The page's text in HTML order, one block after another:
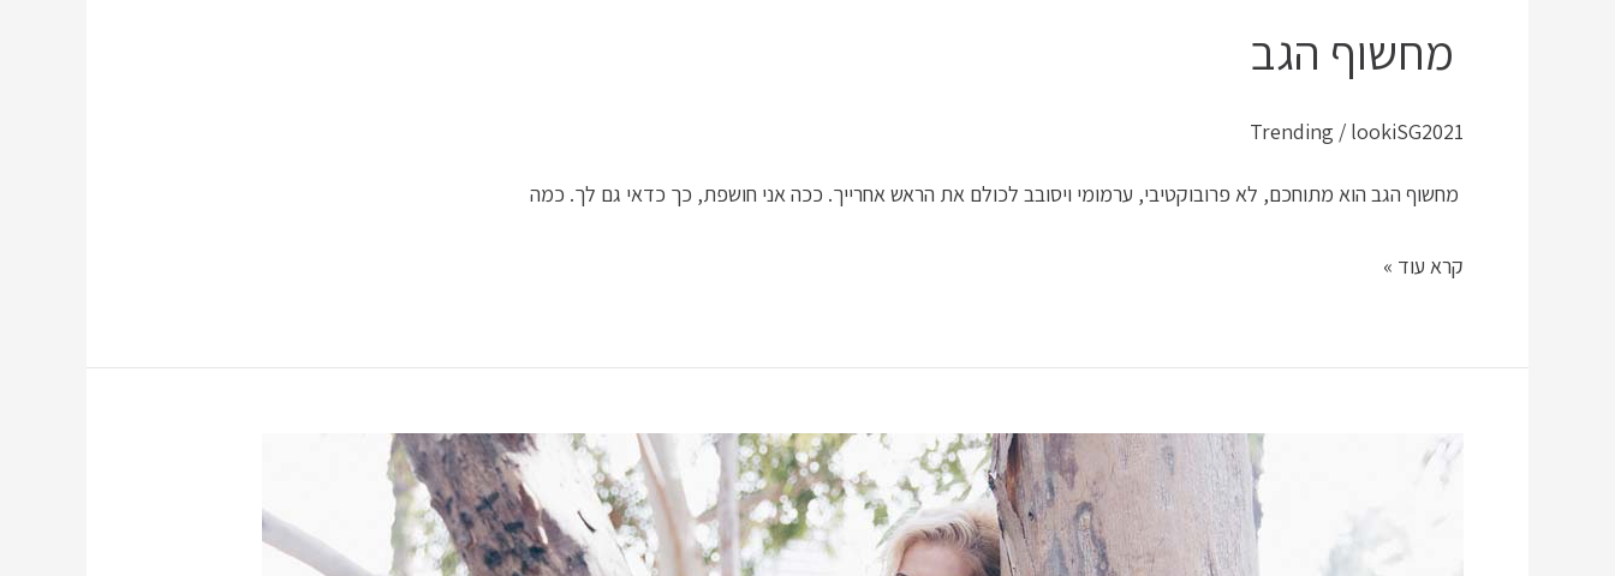
מחשוף הגב
Trending / lookiSG2021
מחשוף הגב הוא מתוחכם, לא פרובוקטיבי, ערמומי ויסובב לכולם את הראש אחרייך. ככה אני חושפת, כך כדאי גם לך. כמה
קרא עוד »
אינסוף